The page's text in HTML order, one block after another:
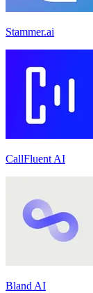
Stammer.ai
CallFluent AI
Bland AI